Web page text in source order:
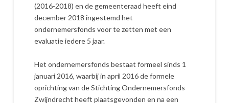
(2016-2018) en de gemeenteraad heeft eind
december 2018 ingestemd het
ondernemersfonds voor te zetten met een
evaluatie iedere 5 jaar.
Het ondernemersfonds bestaat formeel sinds 1
januari 2016, waarbij in april 2016 de formele
oprichting van de Stichting Ondernemersfonds
Zwijndrecht heeft plaatsgevonden en na een